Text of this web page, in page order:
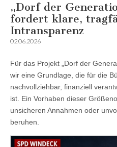
„Dorf der
fordert klare,
Intransparenz
02.06.2026
Für das Projekt „Dorf der
wir eine Grundlage, die für die
nachvollziehbar, finanziell
ist. Ein Vorhaben dieser
unsicheren Annahmen oder
beruhen.